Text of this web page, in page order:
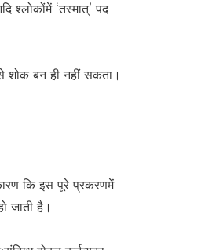
‘तस्मात्’ पद
शोक बन ही नहीं सकता।
कि इस पूरे प्रकरणमें
जाती है।